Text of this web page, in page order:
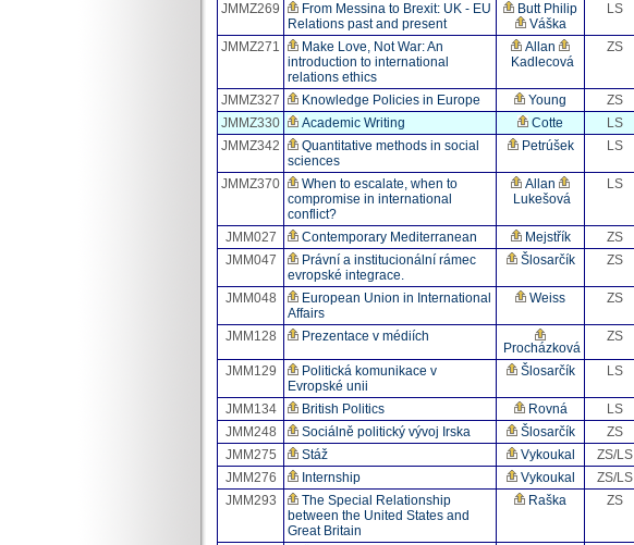
JMMZ269
From Messina to Brexit: UK - EU
Relations past and present
Butt Philip
Váška
LS
JMMZ271
Make Love, Not War: An
introduction to international
relations ethics
Allan
Kadlecová
ZS
JMMZ327 Knowledge Policies in Europe Young ZS
JMMZ330
Academic Writing Cotte LS
JMMZ342
Quantitative methods in social
sciences
Petrúšek LS
JMMZ370
When to escalate, when to
compromise in international
conflict?
Allan
Lukešová
LS
JMM027 Contemporary Mediterranean Mejstřík ZS
JMM047
Právní a institucionální rámec
evropské integrace.
Šlosarčík ZS
JMM048
European Union in International
Affairs
Weiss ZS
JMM128 Prezentace v médiích
Procházková
ZS
JMM129
Politická komunikace v
Evropské unii
Šlosarčík LS
JMM134 British Politics Rovná LS
JMM248
Sociálně politický vývoj Irska Šlosarčík ZS
JMM275
Stáž Vykoukal ZS/LS
JMM276
Internship Vykoukal ZS/LS
JMM293
The Special Relationship
between the United States and
Great Britain
Raška ZS